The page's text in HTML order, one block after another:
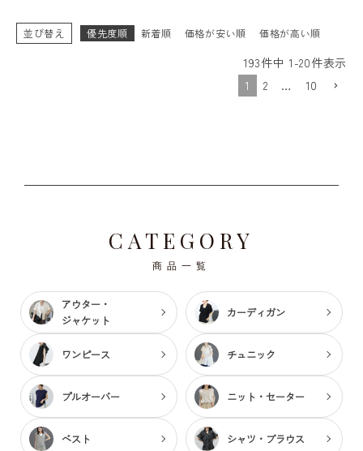
並び替え 優先度順 新着順 価格が安い順 価格が高い順
193件中 1 -20件表示
1
2 … 10
CATEGORY
商品一覧
アウター・
ジャケット
カーディガン
ワンピース チュニック
プルオーバー ニット・セーター
ベスト シャツ・ブラウス